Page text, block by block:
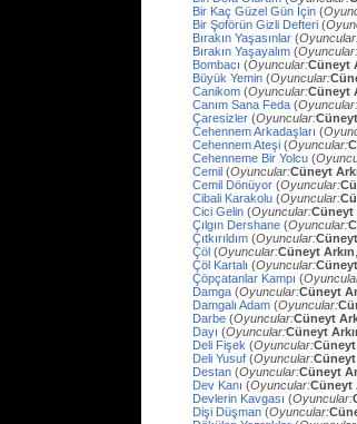
Bir Kaç Güzel Gün İçin (
Bir Şoförün Gizli Defteri (
Bırakın Yaşasınlar (
Bırakın Yaşayalım (Oyuncular:
Bombacı (Oyuncular:Cüneyt
Büyük Yemin (Oyuncular:
Canikom (Oyuncular:Cüneyt
Canım Sana Feda (Oyuncular:
Çaresizler (Oyuncular:
Cehennem Arkadaşları (
Cehennem Ateşi (Oyuncular:
Cehenneme Bir Yolcu (
Cemil (Oyuncular:Cüneyt
Cemil Dönüyor (Oyuncular:
Cibali Karakolu (Oyuncular:
Cici Gelin (Oyuncular:Cüneyt
Çılgın Dershane (Oyuncular:
Çıtkırıldım (Oyuncular:
Çöl (Oyuncular:Cüneyt Arkın
Çöl Kartalı (Oyuncular:
Çöpçatanlar Kampı (
Damga (Oyuncular:Cüneyt
Damgalı Adam (Oyuncular:
Darbe (Oyuncular:Cüneyt
Dayı (Oyuncular:Cüneyt
Deli Fişek (Oyuncular:Cüneyt
Deli Yusuf (Oyuncular:Cüneyt
Destan (Oyuncular:Cüneyt
Dev Kanı (Oyuncular:Cüneyt
Devlerin Kavgası (Oyuncular:
Dişi Düşman (Oyuncular: